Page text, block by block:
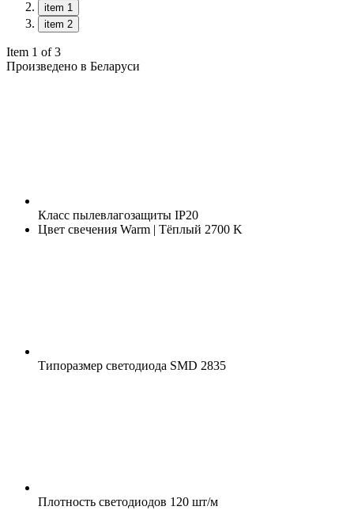
item 1
item 2
Item 1 of 3
Произведено в Беларуси
Класс пылевлагозащиты IP20
Цвет свечения Warm | Тёплый 2700 K
Типоразмер светодиода SMD 2835
Плотность светодиодов 120 шт/м